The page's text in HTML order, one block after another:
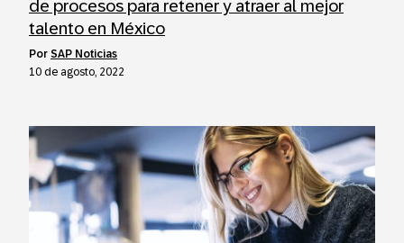
de procesos para retener y atraer al mejor
talento en México
por SAP Noticias
10 de agosto, 2022